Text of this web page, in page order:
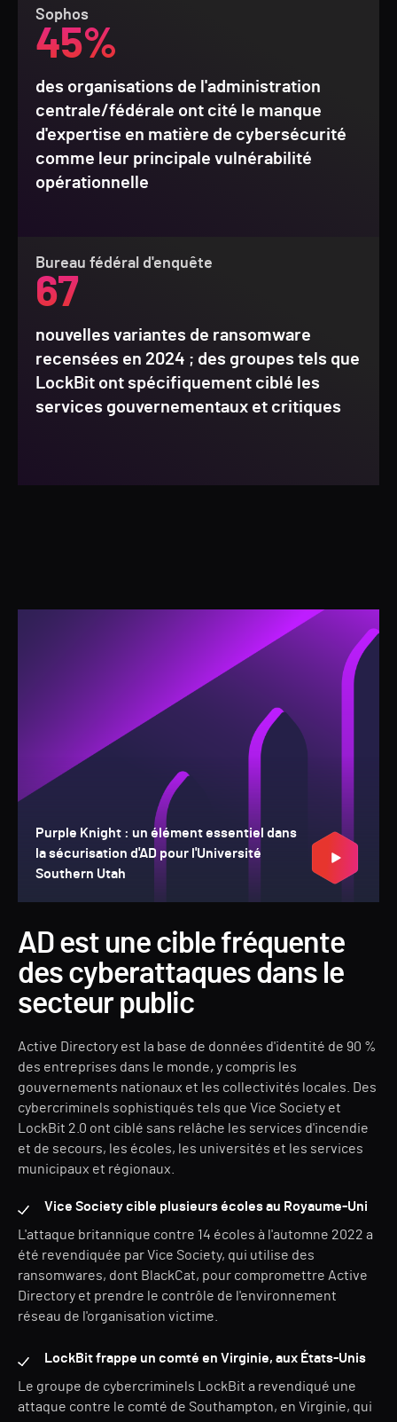
Sophos
45%
des organisations de l'administration
centrale/fédérale ont cité le manque
d'expertise en matière de cybersécurité
comme leur principale vulnérabilité
opérationnelle
Bureau fédéral d'enquête
67
nouvelles variantes de ransomware
recensées en 2024 ; des groupes tels que
LockBit ont spécifiquement ciblé les
services gouvernementaux et critiques
Purple Knight : un élément essentiel dans
la sécurisation d'AD pour l'Université
Southern Utah
AD est une cible fréquente
des cyberattaques dans le
secteur public
Active Directory est la base de données d'identité de 90 %
des entreprises dans le monde, y compris les
gouvernements nationaux et les collectivités locales. Des
cybercriminels sophistiqués tels que Vice Society et
LockBit 2.0 ont ciblé sans relâche les services d'incendie
et de secours, les écoles, les universités et les services
municipaux et régionaux.
Vice Society cible plusieurs écoles au Royaume-Uni
L'attaque britannique contre 14 écoles à l'automne 2022 a
été revendiquée par Vice Society, qui utilise des
ransomwares, dont BlackCat, pour compromettre Active
Directory et prendre le contrôle de l'environnement
réseau de l'organisation victime.
LockBit frappe un comté en Virginie, aux États-Unis
Le groupe de cybercriminels LockBit a revendiqué une
attaque contre le comté de Southampton, en Virginie, qui